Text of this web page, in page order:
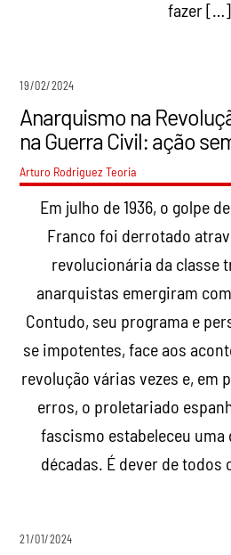
fazer […]
19/02/2024
Anarquismo na
na Guerra Civil: ação
Arturo Rodriguez Teoria
Em julho de 1936, o golpe
Franco foi derrotado
revolucionária da classe
anarquistas emergiram
Contudo, seu programa e
se impotentes, face aos
revolução várias vezes e, em
erros, o proletariado
fascismo estabeleceu
décadas. É dever de
21/01/2024